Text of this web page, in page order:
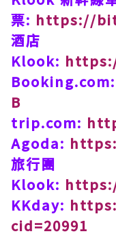
票: https://
酒店
Klook:
Booking.com:
B
trip.com:
Agoda:
旅行團
Klook:
KKday:
cid=20991